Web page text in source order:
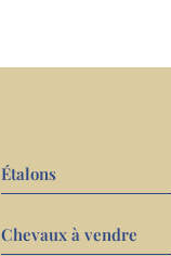
Étalons
Chevaux à vendre